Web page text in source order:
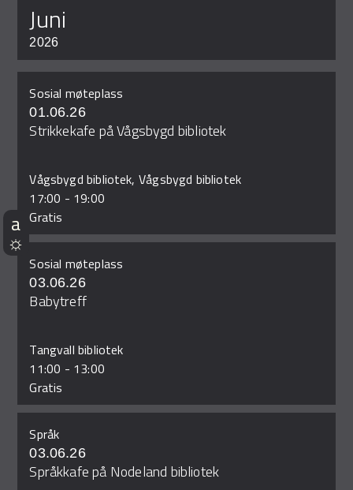
juni
2026
Sosial møteplass
01.06.26
Strikkekafe på Vågsbygd bibliotek
Vågsbygd bibliotek, Vågsbygd bibliotek
17:00 - 19:00
Gratis
Sosial møteplass
03.06.26
Babytreff
Tangvall bibliotek
11:00 - 13:00
Gratis
Språk
03.06.26
Språkkafe på Nodeland bibliotek